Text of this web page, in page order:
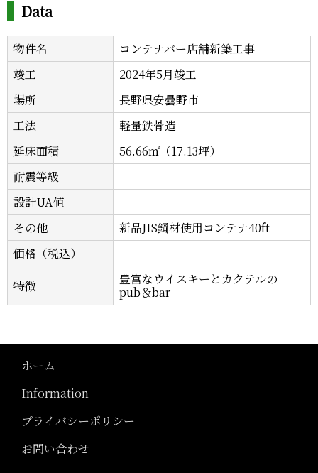
Data
物件名
コンテナバー店舗新築工事
竣工
2024年5月竣工
場所
長野県安曇野市
工法
軽量鉄骨造
延床面積
56.66㎡（17.13坪）
耐震等級
設計UA値
その他
新品JIS鋼材使用コンテナ40ft
価格（税込）
特徴
豊富なウイスキーとカクテルの
pub＆bar
ホーム
Information
プライバシーポリシー
お問い合わせ